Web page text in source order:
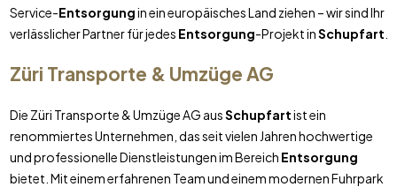
Service-Entsorgungin ein europäisches Land ziehen – wir sind Ihr
verlässlicher Partner für jedes Entsorgung-Projekt inSchupfart
Züri Transporte & Umzüge AG
Die Züri Transporte & Umzüge AG ausSchupfartist ein
renommiertes Unternehmen, das seit vielen Jahren hochwertige
und professionelle Dienstleistungen im Bereich Entsorgung
bietet. Mit einem erfahrenen Team und einem modernen Fuhrpark